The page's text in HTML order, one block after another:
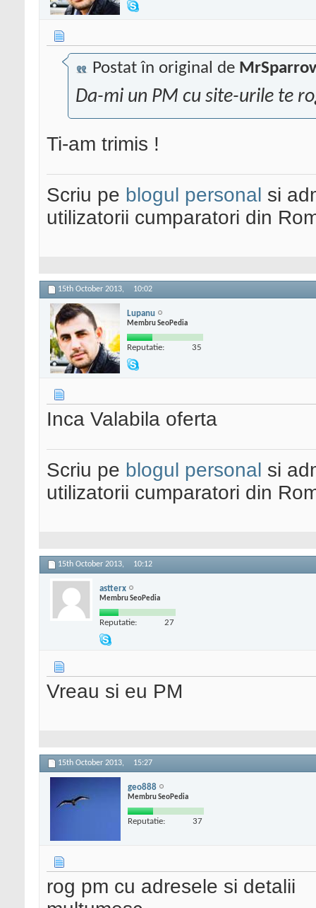
Postat în original de
Da-mi un PM cu site-urile te
Ti-am trimis !
Scriu pe blogul personal si
utilizatorii cumparatori din
15th October 2013, 10:02
Lupanu
Membru SeoPedia
Reputatie: 35
Inca Valabila oferta
Scriu pe blogul personal si
utilizatorii cumparatori din
15th October 2013, 10:12
astterx
Membru SeoPedia
Reputatie: 27
Vreau si eu PM
15th October 2013, 15:27
geo888
Membru SeoPedia
Reputatie: 37
rog pm cu adresele si detalii